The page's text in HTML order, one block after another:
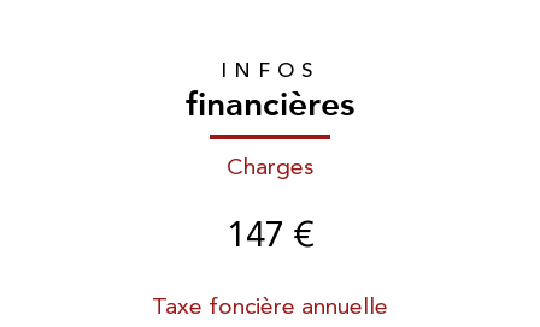
INFOS
financières
Charges
147 €
Taxe foncière annuelle